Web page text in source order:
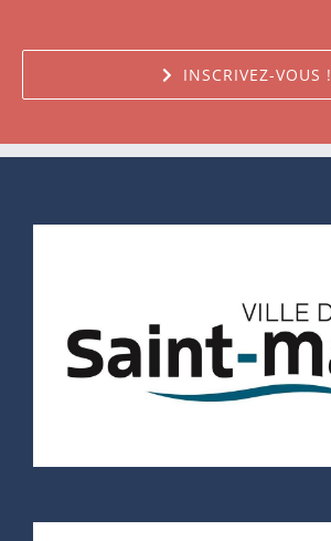
INSCRIVEZ-VOUS !